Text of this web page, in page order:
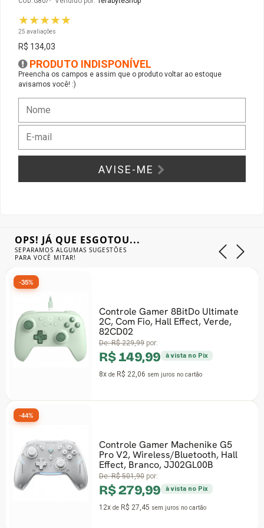
★★★★★
25 avaliações
R$ 134,03
PRODUTO INDISPONÍVEL
Preencha os campos e assim que o produto voltar ao estoque
avisamos você! :)
AVISE-ME
OPS! JÁ QUE ESGOTOU...
SEPARAMOS ALGUMAS SUGESTÕES
PARA VOCÊ MITAR!
Controle Gamer 8BitDo Ultimate
2C, Com Fio, Hall Effect, Verde,
82CD02
De:R$ 229,99por:
R$ 149,99 à vista no Pix
de R$ 22,06 sem juros no cartão
-35%
Controle Gamer Machenike G5
Pro V2, Wireless/Bluetooth, Hall
Effect, Branco, JJ02GL00B
De:R$ 501,90por:
R$ 279,99 à vista no Pix
12x de R$ 27,45 sem juros no cartão
-44%
Gabinete Liketec
Fonte Thermaltake
Ver Todos